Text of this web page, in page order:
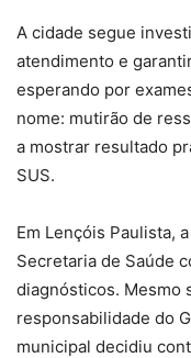
A cidade segue
atendimento e
esperando por
nome: mutirão de
a mostrar resultado
SUS.
Em Lençóis Paulista,
Secretaria de Saúde
diagnósticos. Mesmo
responsabilidade do
municipal decidiu